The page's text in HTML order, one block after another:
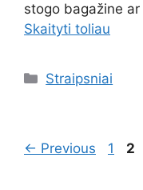
stogo bagažine
Skaityti toliau
Kategorijos
Straipsniai
← Previous Page
1 2